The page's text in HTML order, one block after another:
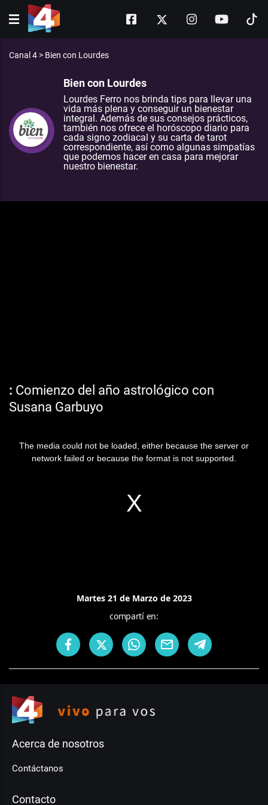
Canal 4 > Bien con Lourdes
Bien con Lourdes
Lourdes Ferro nos brinda tips para llevar una
vida más plena y conseguir un bienestar
integral. Además de sus consejos prácticos,
también nos ofrece el horóscopo diario para
cada signo zodiacal y su carta de tarot
correspondiente, así como algunas simpatías
que podemos hacer en casa para mejorar
nuestro bienestar.
Comienzo del año astrológico con
Susana Garbuyo
The media could not be loaded, either because the server or
network failed or because the format is not supported.
Martes 21 de Marzo de 2023
compartí en:
Acerca de nosotros
Contáctanos
Contacto